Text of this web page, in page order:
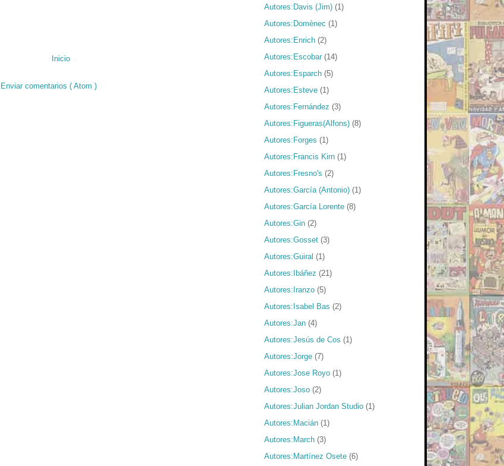
Inicio
Enviar comentarios ( Atom )
Autores:Davis (Jim) (1)
Autores:Domènec (1)
Autores:Enrich (2)
Autores:Escobar (14)
Autores:Esparch (5)
Autores:Esteve (1)
Autores:Fernández (3)
Autores:Figueras(Alfons) (8)
Autores:Forges (1)
Autores:Francis Kirn (1)
Autores:Fresno's (2)
Autores:García (Antonio) (1)
Autores:García Lorente (8)
Autores:Gin (2)
Autores:Gosset (3)
Autores:Guiral (1)
Autores:Ibáñez (21)
Autores:Iranzo (5)
Autores:Isabel Bas (2)
Autores:Jan (4)
Autores:Jesús de Cos (1)
Autores:Jorge (7)
Autores:Jose Royo (1)
Autores:Joso (2)
Autores:Julian Jordan Studio (1)
Autores:Macián (1)
Autores:March (3)
Autores:Martínez Osete (6)